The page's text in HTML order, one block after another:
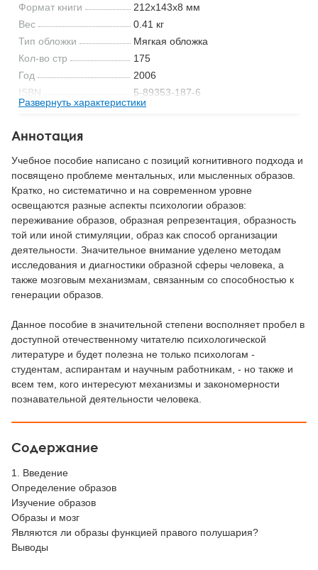
Формат книги
212x143x8 мм
Вес
0.41 кг
Тип обложки
Мягкая обложка
Кол-во стр
175
Год
2006
ISBN
5-89353-187-6
Код
14271
Развернуть характеристики
Аннотация
Учебное пособие написано с позиций когнитивного подхода и
посвящено проблеме ментальных, или мысленных образов.
Кратко, но систематично и на современном уровне
освещаются разные аспекты психологии образов:
переживание образов, образная репрезентация, образность
той или иной стимуляции, образ как способ организации
деятельности. Значительное внимание уделено методам
исследования и диагностики образной сферы человека, а
также мозговым механизмам, связанным со способностью к
генерации образов.
Данное пособие в значительной степени восполняет пробел в
доступной отечественному читателю психологической
литературе и будет полезна не только психологам -
студентам, аспирантам и научным работникам, - но также и
всем тем, кого интересуют механизмы и закономерности
познавательной деятельности человека.
Содержание
1. Введение
Определение образов
Изучение образов
Образы и мозг
Являются ли образы функцией правого полушария?
Выводы